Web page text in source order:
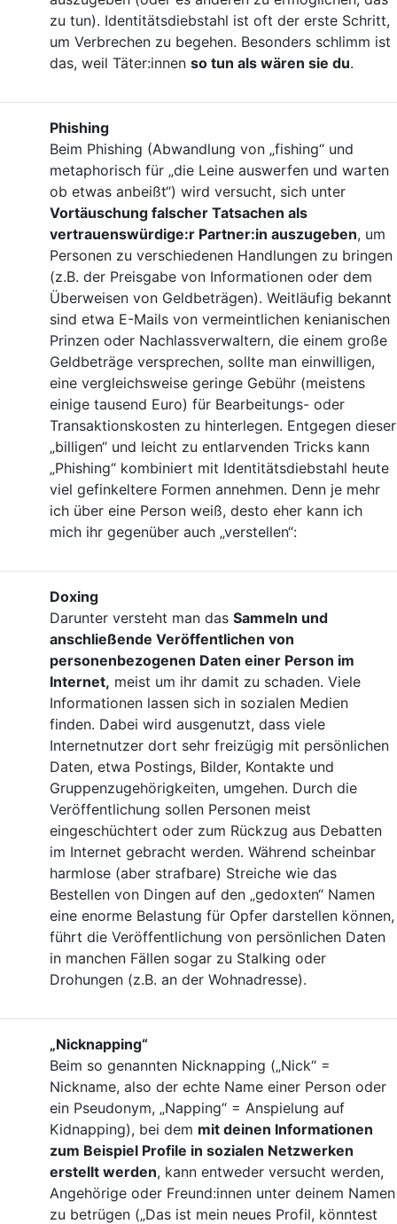
zu tun). Identitätsdiebstahl ist oft der erste Schritt,
um Verbrechen zu begehen. Besonders schlimm ist
das, weil Täter:innen so tun als wären sie du.
Phishing
Beim Phishing (Abwandlung von „fishing“ und
metaphorisch für „die Leine auswerfen und warten
ob etwas anbeißt“) wird versucht, sich unter
Vortäuschung falscher Tatsachen als
vertrauenswürdige:r Partner:in auszugeben, um
Personen zu verschiedenen Handlungen zu bringen
(z.B. der Preisgabe von Informationen oder dem
Überweisen von Geldbeträgen). Weitläufig bekannt
sind etwa E-Mails von vermeintlichen kenianischen
Prinzen oder Nachlassverwaltern, die einem große
Geldbeträge versprechen, sollte man einwilligen,
eine vergleichsweise geringe Gebühr (meistens
einige tausend Euro) für Bearbeitungs- oder
Transaktionskosten zu hinterlegen. Entgegen dieser
„billigen“ und leicht zu entlarvenden Tricks kann
„Phishing“ kombiniert mit Identitätsdiebstahl heute
viel gefinkeltere Formen annehmen. Denn je mehr
ich über eine Person weiß, desto eher kann ich
mich ihr gegenüber auch „verstellen“:
Doxing
Darunter versteht man das Sammeln und
anschließende Veröffentlichen von
personenbezogenen Daten einer Person im
Internet, meist um ihr damit zu schaden. Viele
Informationen lassen sich in sozialen Medien
finden. Dabei wird ausgenutzt, dass viele
Internetnutzer dort sehr freizügig mit persönlichen
Daten, etwa Postings, Bilder, Kontakte und
Gruppenzugehörigkeiten, umgehen. Durch die
Veröffentlichung sollen Personen meist
eingeschüchtert oder zum Rückzug aus Debatten
im Internet gebracht werden. Während scheinbar
harmlose (aber strafbare) Streiche wie das
Bestellen von Dingen auf den „gedoxten“ Namen
eine enorme Belastung für Opfer darstellen können,
führt die Veröffentlichung von persönlichen Daten
in manchen Fällen sogar zu Stalking oder
Drohungen (z.B. an der Wohnadresse).
„Nicknapping“
Beim so genannten Nicknapping („Nick“ =
Nickname, also der echte Name einer Person oder
ein Pseudonym, „Napping“ = Anspielung auf
Kidnapping), bei dem mit deinen Informationen
zum Beispiel Profile in sozialen Netzwerken
erstellt werden, kann entweder versucht werden,
Angehörige oder Freund:innen unter deinem Namen
zu betrügen („Das ist mein neues Profil, könntest